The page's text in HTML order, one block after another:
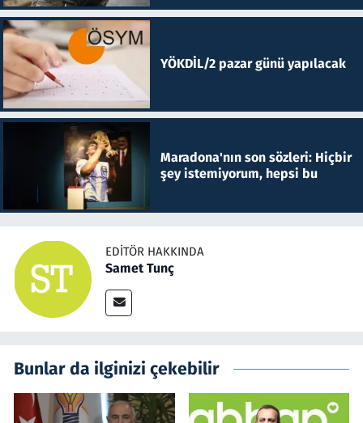
YÖKDİL/2 pazar günü yapılacak
Maradona'nın son sözleri: Hiçbir
şey istemiyorum, hepsi bu
EDITÖR HAKKINDA
Samet Tunç
Bunlar da ilginizi çekebilir